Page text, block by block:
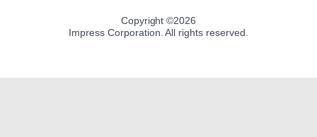
Copyright ©2026
Impress Corporation. All rights reserved.